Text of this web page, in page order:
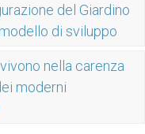
del Giardino
di sviluppo
nella carenza
moderni